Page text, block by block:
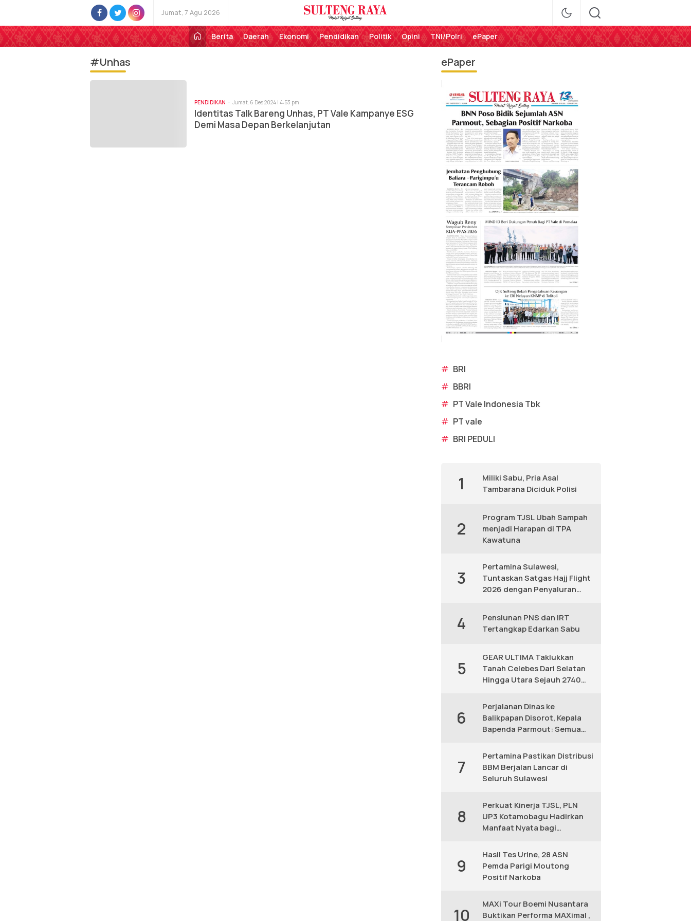
Jumat, 7 Agu 2026
Sulteng Raya
Perekat Rakyat Sulteng
Berita
Daerah Ekonomi Pendidikan Politik Opini TNI/Polri ePaper
#Unhas
PENDIDIKAN Jumat, 6 Des 2024 | 4:53 pm
Identitas Talk Bareng Unhas, PT Vale Kampanye ESG
Demi Masa Depan Berkelanjutan
ePaper
# BRI
# BBRI
# PT Vale Indonesia Tbk
# PT vale
# BRI PEDULI
1
Miliki Sabu, Pria Asal
Tambarana Diciduk Polisi
2
Program TJSL Ubah Sampah
menjadi Harapan di TPA
Kawatuna
3
Pertamina Sulawesi,
Tuntaskan Satgas Hajj Flight
2026 dengan Penyaluran
4
Pensiunan PNS dan IRT
Tertangkap Edarkan Sabu
5
GEAR ULTIMA Taklukkan
Tanah Celebes Dari Selatan
Hingga Utara Sejauh 2740
6
Perjalanan Dinas ke
Balikpapan Disorot, Kepala
Bapenda Parmout: Semua
7
Pertamina Pastikan Distribusi
BBM Berjalan Lancar di
Seluruh Sulawesi
8
Perkuat Kinerja TJSL, PLN
UP3 Kotamobagu Hadirkan
Manfaat Nyata bagi
9
Hasil Tes Urine, 28 ASN
Pemda Parigi Moutong
Positif Narkoba
10
MAXi Tour Boemi Nusantara
Buktikan Performa MAXimal ,